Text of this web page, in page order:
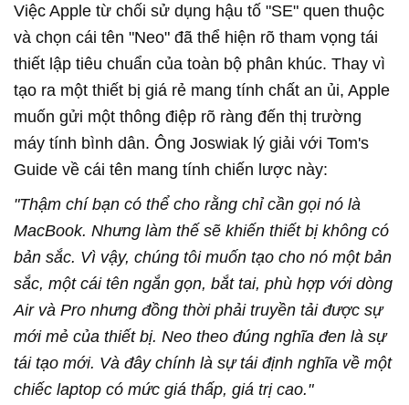
Việc Apple từ chối sử dụng hậu tố "SE" quen thuộc
và chọn cái tên "Neo" đã thể hiện rõ tham vọng tái
thiết lập tiêu chuẩn của toàn bộ phân khúc. Thay vì
tạo ra một thiết bị giá rẻ mang tính chất an ủi, Apple
muốn gửi một thông điệp rõ ràng đến thị trường
máy tính bình dân. Ông Joswiak lý giải với Tom's
Guide về cái tên mang tính chiến lược này:
"Thậm chí bạn có thể cho rằng chỉ cần gọi nó là
MacBook. Nhưng làm thế sẽ khiến thiết bị không có
bản sắc. Vì vậy, chúng tôi muốn tạo cho nó một bản
sắc, một cái tên ngắn gọn, bắt tai, phù hợp với dòng
Air và Pro nhưng đồng thời phải truyền tải được sự
mới mẻ của thiết bị. Neo theo đúng nghĩa đen là sự
tái tạo mới. Và đây chính là sự tái định nghĩa về một
chiếc laptop có mức giá thấp, giá trị cao."